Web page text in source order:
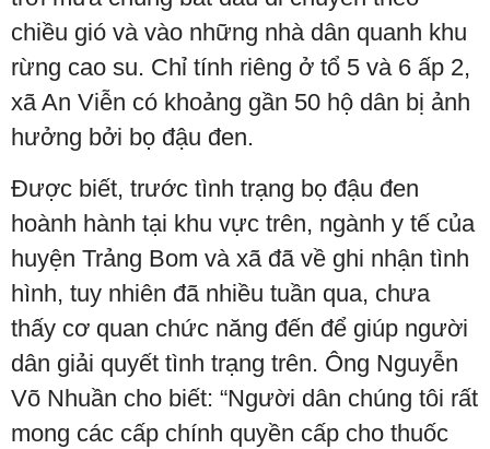
chiều gió và vào những nhà dân quanh khu
rừng cao su. Chỉ tính riêng ở tổ 5 và 6 ấp 2,
xã An Viễn có khoảng gần 50 hộ dân bị ảnh
hưởng bởi bọ đậu đen.
Được biết, trước tình trạng bọ đậu đen
hoành hành tại khu vực trên, ngành y tế của
huyện Trảng Bom và xã đã về ghi nhận tình
hình, tuy nhiên đã nhiều tuần qua, chưa
thấy cơ quan chức năng đến để giúp người
dân giải quyết tình trạng trên. Ông Nguyễn
Võ Nhuần cho biết: “Người dân chúng tôi rất
mong các cấp chính quyền cấp cho thuốc